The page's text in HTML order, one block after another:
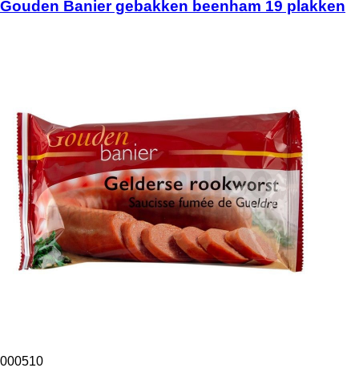
Gouden Banier gebakken beenham 19 plakken
000510